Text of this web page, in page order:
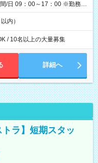
/日 09：00～17：00 ※勤務時
内）
/ 10名以上の大量募集
詳細へ
ラ】短期スタッ